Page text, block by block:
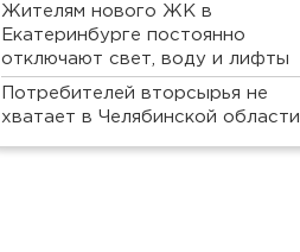
Жителям нового ЖК в
Екатеринбурге постоянно
отключают свет, воду и лифты
Потребителей вторсырья не
хватает в Челябинской области